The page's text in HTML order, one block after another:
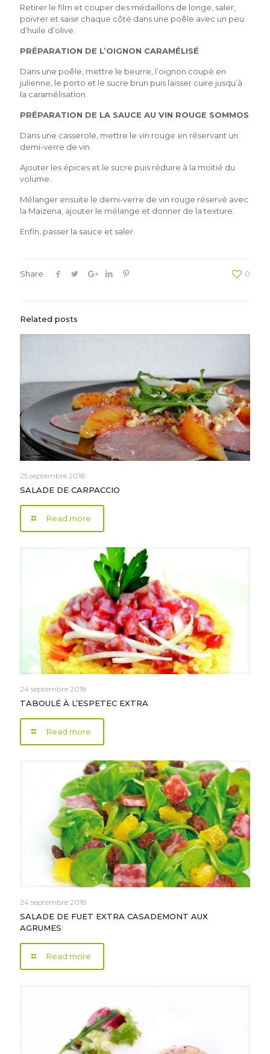
Retirer le film et couper des médaillons de longe, saler,
poivrer et saisir chaque côté dans une poêle avec un peu
d’huile d’olive.
PRÉPARATION DE L’OIGNON CARAMÉLISÉ
Dans une poêle, mettre le beurre, l’oignon coupé en
julienne, le porto et le sucre brun puis laisser cuire jusqu’à
la caramélisation.
PRÉPARATION DE LA SAUCE AU VIN ROUGE SOMMOS
Dans une casserole, mettre le vin rouge en réservant un
demi-verre de vin.
Ajouter les épices et le sucre puis réduire à la moitié du
volume.
Mélanger ensuite le demi-verre de vin rouge réservé avec
la Maïzena, ajouter le mélange et donner de la texture.
Enfin, passer la sauce et saler.
Share 0
Related posts
25 septembre 2018
SALADE DE CARPACCIO
Read more
24 septembre 2018
TABOULÉ À L’ESPETEC EXTRA
Read more
24 septembre 2018
SALADE DE FUET EXTRA CASADEMONT AUX
AGRUMES
Read more